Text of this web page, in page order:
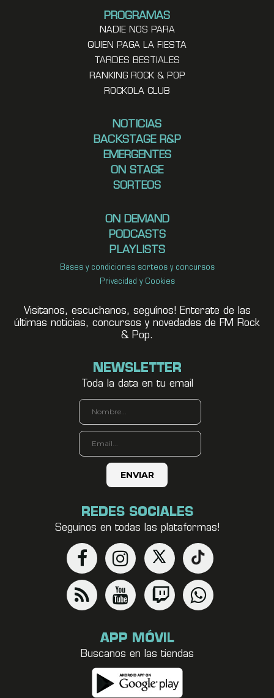
PROGRAMAS
NADIE NOS PARA
QUIEN PAGA LA FIESTA
TARDES BESTIALES
RANKING ROCK & POP
ROCKOLA CLUB
NOTICIAS
BACKSTAGE R&P
EMERGENTES
ON STAGE
SORTEOS
ON DEMAND
PODCASTS
PLAYLISTS
Bases y condiciones sorteos y concursos
Privacidad y Cookies
Visitanos, escuchanos, seguínos! Enterate de las
últimas noticias, concursos y novedades de FM Rock
& Pop.
NEWSLETTER
Toda la data en tu email
REDES SOCIALES
Seguinos en todas las plataformas!
APP MÓVIL
Buscanos en las tiendas